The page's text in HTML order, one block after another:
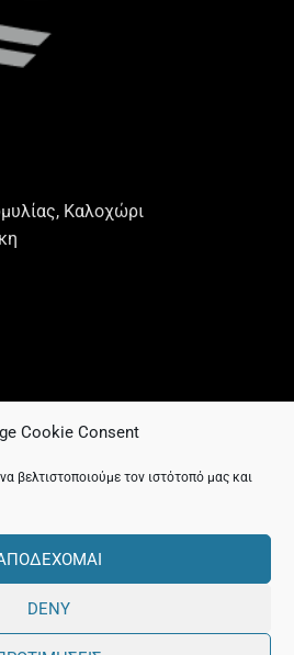
Cookie Consent
βελτιστοποιούμε τον ιστότοπό μας και
DENY
Καλοχώρι